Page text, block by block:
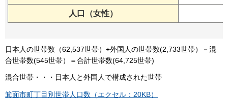
人口（女性）
日本人の世帯数（62,537世帯）+外国人の世帯数(2,733世帯）－混
合世帯数(545世帯）＝合計世帯数(64,725世帯)
混合世帯・・・日本人と外国人で構成された世帯
箕面市町丁目別世帯人口数（エクセル：20KB）